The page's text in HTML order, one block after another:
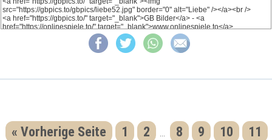
« Vorherige Seite 1 2 8 9 10
11